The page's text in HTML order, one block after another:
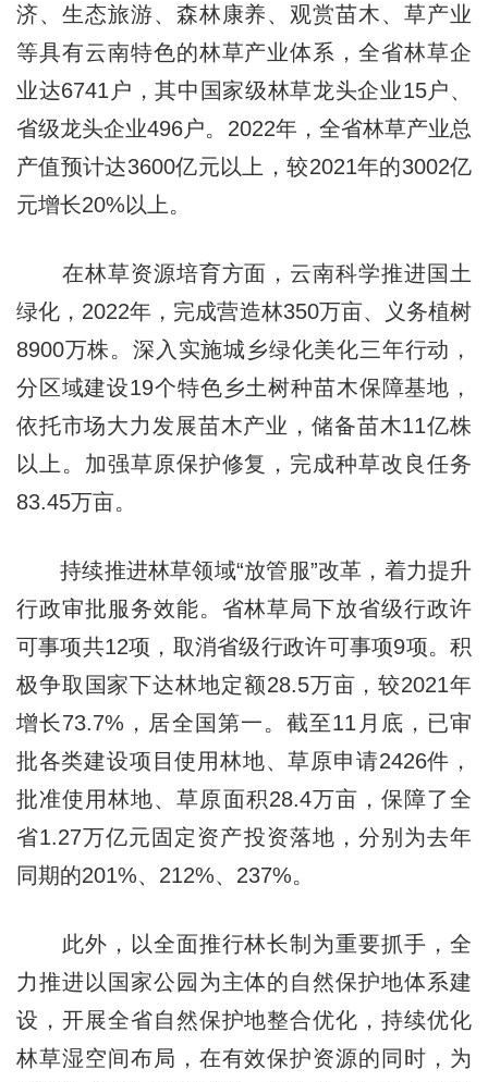
济、生态旅游、森林康养、观赏苗木、草产业
等具有云南特色的林草产业体系，全省林草企
业达6741户，其中国家级林草龙头企业15户、
省级龙头企业496户。2022年，全省林草产业总
产值预计达3600亿元以上，较2021年的3002亿
元增长20%以上。
在林草资源培育方面，云南科学推进国土
绿化，2022年，完成营造林350万亩、义务植树
8900万株。深入实施城乡绿化美化三年行动，
分区域建设19个特色乡土树种苗木保障基地，
依托市场大力发展苗木产业，储备苗木11亿株
以上。加强草原保护修复，完成种草改良任务
83.45万亩。
持续推进林草领域“放管服”改革，着力提升
行政审批服务效能。省林草局下放省级行政许
可事项共12项，取消省级行政许可事项9项。积
极争取国家下达林地定额28.5万亩，较2021年
增长73.7%，居全国第一。截至11月底，已审
批各类建设项目使用林地、草原申请2426件，
批准使用林地、草原面积28.4万亩，保障了全
省1.27万亿元固定资产投资落地，分别为去年
同期的201%、212%、237%。
此外，以全面推行林长制为重要抓手，全
力推进以国家公园为主体的自然保护地体系建
设，开展全省自然保护地整合优化，持续优化
林草湿空间布局，在有效保护资源的同时，为